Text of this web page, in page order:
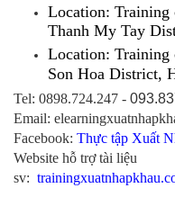
Location: Training
Thanh My Tay
Location: Training
Son Hoa District,
Tel: 0898.724.247 -
Email:
Facebook: Thực tập Xuất
Website hỗ trợ tài liệu
sv: